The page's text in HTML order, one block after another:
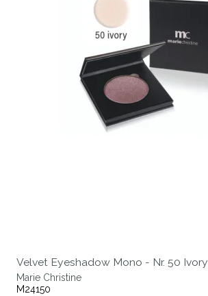
Velvet Eyeshadow Mono - Nr. 50 Ivory
Marie Christine
M24150